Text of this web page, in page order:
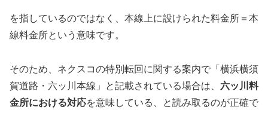
を指しているのではなく、本線上に設けられた料金所＝本
線料金所という意味です。
そのため、ネクスコの特別転回に関する案内で「横浜横須
賀道路・六ッ川本線」と記載されている場合は、 六ッ川料
金所における対応を意味している、と読み取るのが正確で